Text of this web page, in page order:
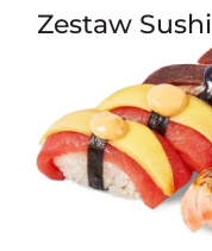
Zestaw Sushi